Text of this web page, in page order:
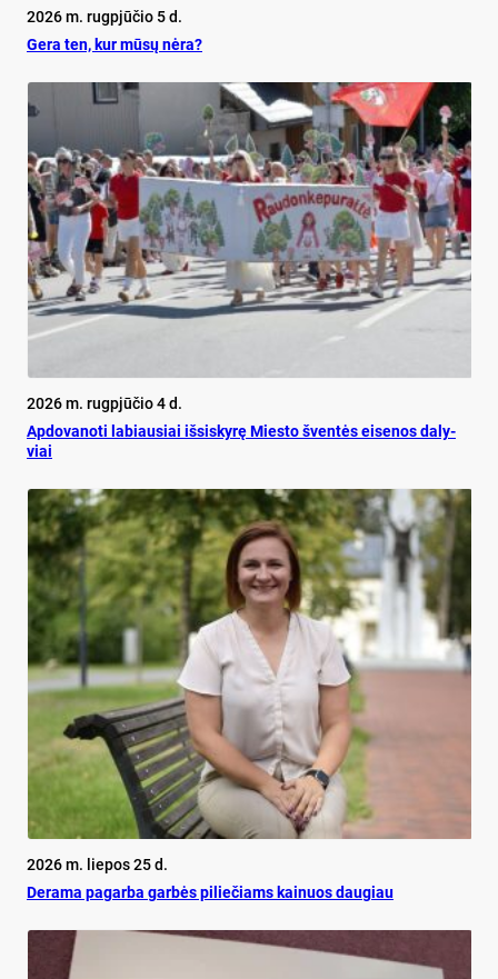
2026 m. rugpjūčio 5 d.
Ge­ra ten, kur mū­sų nė­ra?
2026 m. rugpjūčio 4 d.
Ap­do­va­no­ti la­biau­siai iš­si­sky­rę Mies­to šven­tės ei­se­nos da­ly­
viai
2026 m. liepos 25 d.
De­ra­ma pa­gar­ba gar­bės pi­lie­čiams kai­nuos dau­giau